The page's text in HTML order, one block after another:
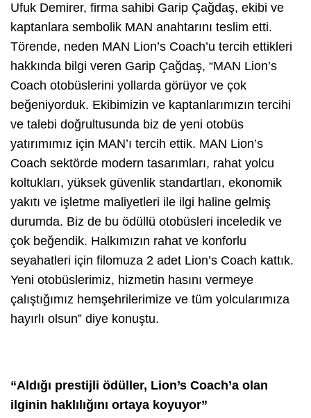
Ufuk Demirer, firma sahibi Garip Çağdaş, ekibi ve
kaptanlara sembolik MAN anahtarını teslim etti.
Törende, neden MAN Lion’s Coach’u tercih ettikleri
hakkında bilgi veren Garip Çağdaş, “MAN Lion’s
Coach otobüslerini yollarda görüyor ve çok
beğeniyorduk. Ekibimizin ve kaptanlarımızın tercihi
ve talebi doğrultusunda biz de yeni otobüs
yatırımımız için MAN’ı tercih ettik. MAN Lion’s
Coach sektörde modern tasarımları, rahat yolcu
koltukları, yüksek güvenlik standartları, ekonomik
yakıtı ve işletme maliyetleri ile ilgi haline gelmiş
durumda. Biz de bu ödüllü otobüsleri inceledik ve
çok beğendik. Halkımızın rahat ve konforlu
seyahatleri için filomuza 2 adet Lion’s Coach kattık.
Yeni otobüslerimiz, hizmetin hasını vermeye
çalıştığımız hemşehrilerimize ve tüm yolcularımıza
hayırlı olsun” diye konuştu.
“Aldığı prestijli ödüller, Lion’s Coach’a olan
ilginin haklılığını ortaya koyuyor”